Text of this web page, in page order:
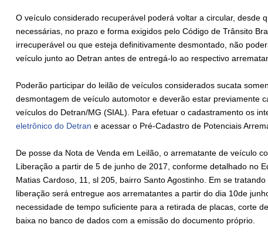
O veículo considerado recuperável poderá voltar a circular, desde
necessárias, no prazo e forma exigidos pelo Código de Trânsito
irrecuperável ou que esteja definitivamente desmontado, não
veículo junto ao Detran antes de entregá-lo ao respectivo
Poderão participar do leilão de veículos considerados sucata
desmontagem de veículo automotor e deverão estar previamente
veículos do Detran/MG (SIAL). Para efetuar o cadastramento os
eletrônico do Detran e acessar o Pré-Cadastro de Potenciais
De posse da Nota de Venda em Leilão, o arrematante de veículo
Liberação a partir de 5 de junho de 2017, conforme detalhado no
Matias Cardoso, 11, sl 205, bairro Santo Agostinho. Em se
liberação será entregue aos arrematantes a partir do dia 10de
necessidade de tempo suficiente para a retirada de placas, corte
baixa no banco de dados com a emissão do documento próprio.